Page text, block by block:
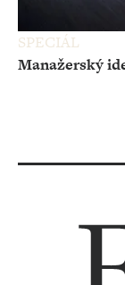
SPECIÁL
Manažerský